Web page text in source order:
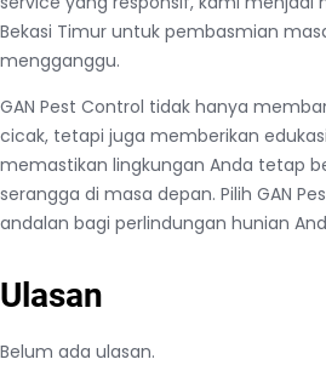
Bekasi Timur untuk pembasmian
mengganggu.
GAN Pest Control tidak hanya
cicak, tetapi juga memberikan
memastikan lingkungan Anda tetap
serangga di masa depan. Pilih GAN
andalan bagi perlindungan hunian
Ulasan
Belum ada ulasan.